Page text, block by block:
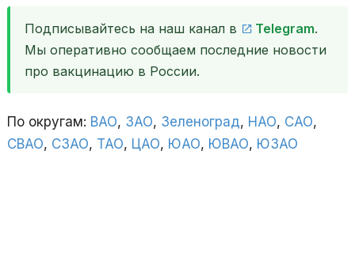
Подписывайтесь на наш канал в Telegram.
Мы оперативно сообщаем последние новости
про вакцинацию в России.
По округам: ВАО, ЗАО, Зеленоград, НАО, САО,
СВАО, СЗАО, ТАО, ЦАО, ЮАО, ЮВАО, ЮЗАО